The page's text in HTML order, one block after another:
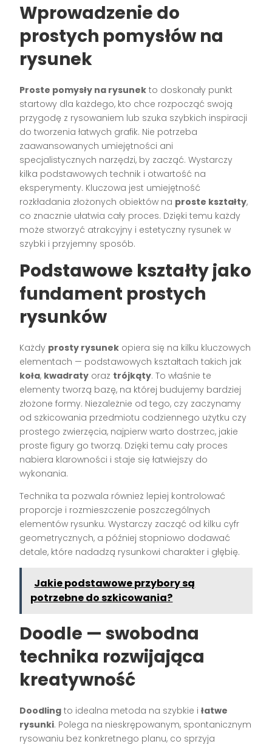
Wprowadzenie do
prostych pomysłów na
rysunek
Proste pomysły na rysunek to doskonały punkt
startowy dla każdego, kto chce rozpocząć swoją
przygodę z rysowaniem lub szuka szybkich inspiracji
do tworzenia łatwych grafik. Nie potrzeba
zaawansowanych umiejętności ani
specjalistycznych narzędzi, by zacząć. Wystarczy
kilka podstawowych technik i otwartość na
eksperymenty. Kluczowa jest umiejętność
rozkładania złożonych obiektów na proste kształty,
co znacznie ułatwia cały proces. Dzięki temu każdy
może stworzyć atrakcyjny i estetyczny rysunek w
szybki i przyjemny sposób.
Podstawowe kształty jako
fundament prostych
rysunków
Każdy prosty rysunek opiera się na kilku kluczowych
elementach — podstawowych kształtach takich jak
koła, kwadraty oraz trójkąty. To właśnie te
elementy tworzą bazę, na której budujemy bardziej
złożone formy. Niezależnie od tego, czy zaczynamy
od szkicowania przedmiotu codziennego użytku czy
prostego zwierzęcia, najpierw warto dostrzec, jakie
proste figury go tworzą. Dzięki temu cały proces
nabiera klarowności i staje się łatwiejszy do
wykonania.
Technika ta pozwala również lepiej kontrolować
proporcje i rozmieszczenie poszczególnych
elementów rysunku. Wystarczy zacząć od kilku cyfr
geometrycznych, a później stopniowo dodawać
detale, które nadadzą rysunkowi charakter i głębię.
Jakie podstawowe przybory są
potrzebne do szkicowania?
Doodle — swobodna
technika rozwijająca
kreatywność
Doodling to idealna metoda na szybkie iłatwe
rysunki. Polega na nieskrępowanym, spontanicznym
rysowaniu bez konkretnego planu, co sprzyja